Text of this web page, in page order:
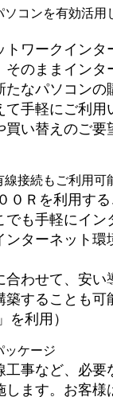
コンを有効活用
ワークインタ
そのままインタ
なパソコンの
て手軽にご利用
い替えのご要
線接続もご利用可
０Ｒを利用す
も手軽にイン
ンターネット環
わせて、安い
することも可
を利用）
ッケージ
事など、必要
ます。お客様